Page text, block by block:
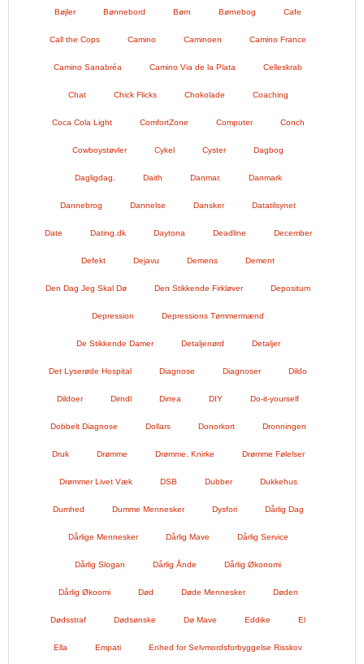
Bøjler Bønnebord Børn Børnebog Cafe
Call the Cops Camino Caminoen Camino France
Camino Sanabréa Camino Via de la Plata Celleskrab
Chat Chick Flicks Chokolade Coaching
Coca Cola Light ComfortZone Computer Conch
Cowboystøvler Cykel Cyster Dagbog
Dagligdag. Daith Danmar. Danmark
Dannebrog Dannelse Dansker Datatilsynet
Date Dating.dk Daytona Deadline December
Defekt Dejavu Demens Dement
Den Dag Jeg Skal Dø Den Stikkende Firkløver Depositum
Depression Depressions Tømmermænd
De Stikkende Damer Detaljenørd Detaljer
Det Lyserøde Hospital Diagnose Diagnoser Dildo
Dildoer Dirndl Dirrea DIY Do-it-yourself
Dobbelt Diagnose Dollars Donorkort Dronningen
Druk Drømme Drømme. Knirke Drømme Følelser
Drømmer Livet Væk DSB Dubber Dukkehus
Dumhed Dumme Mennesker Dysfori Dårlig Dag
Dårlige Mennesker Dårlig Mave Dårlig Service
Dårlig Slogan Dårlig Ånde Dårlig Økonomi
Dårlig Økoomi Død Døde Mennesker Døden
Dødsstraf Dødsønske Dø Mave Eddike El
Ella Empati Enhed for Selvmordsforbyggelse Risskov